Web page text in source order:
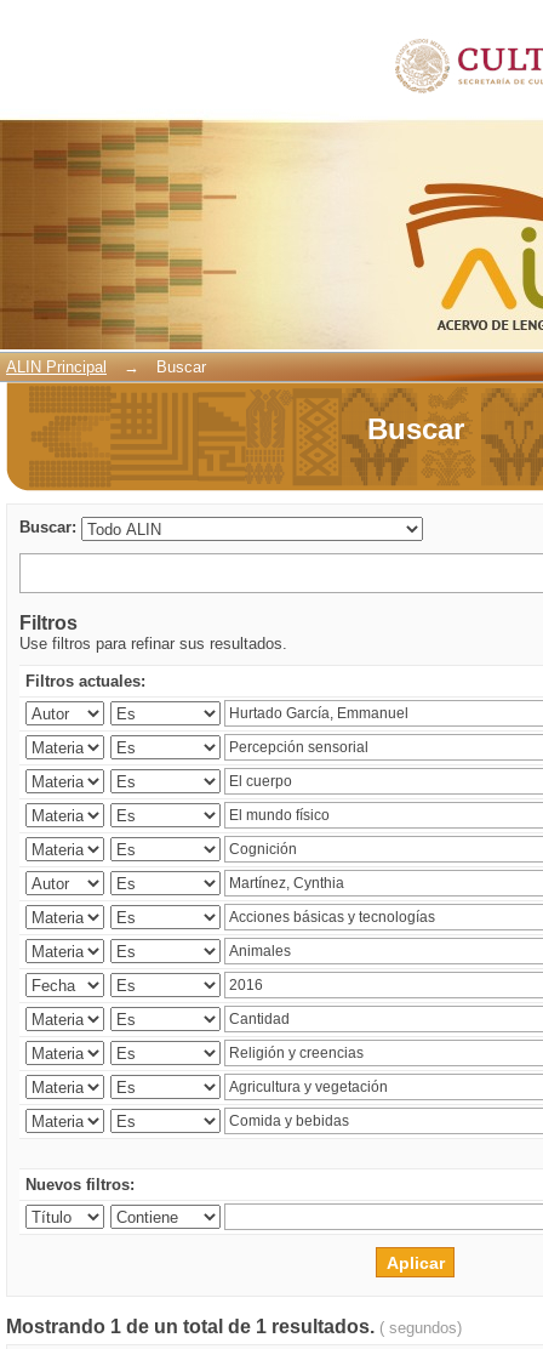
ALIN Principal → Buscar
Buscar
Buscar:
Filtros
Use filtros para refinar sus resultados.
Filtros actuales:
Nuevos filtros:
Mostrando 1 de un total de 1 resultados. ( segundos)